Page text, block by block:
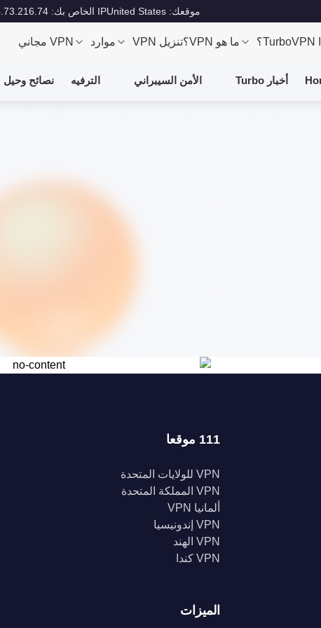
موقعك: United States IP الخاص بك: 216.73.216.74
ما هو VPN؟ تنزيل VPN موارد VPN مجاني
أخبار Turbo الأمن السيبراني الترفيه نصائح وحيل
111 موقعا
VPN للولايات المتحدة
VPN المملكة المتحدة
ألمانيا VPN
VPN إندونيسيا
VPN الهند
VPN كندا
الميزات